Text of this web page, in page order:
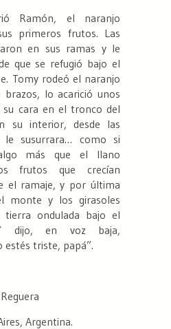
Ramón, el naranjo
primeros frutos. Las
en sus ramas y le
que se refugió bajo el
Tomy rodeó el naranjo
brazos, lo acarició unos
cara en el tronco del
su interior, desde las
le susurrara… como si
más que el llano
frutos que crecían
el ramaje, y por última
monte y los girasoles
ondulada bajo el
dijo, en voz baja,
estés triste, papá”.
Argentina.